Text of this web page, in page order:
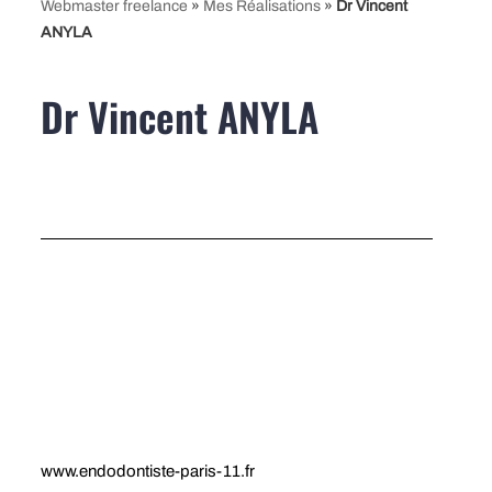
contenu
Webmaster freelance » Mes Réalisations » Dr Vincent
ANYLA
Dr Vincent ANYLA
www.endodontiste-paris-11.fr